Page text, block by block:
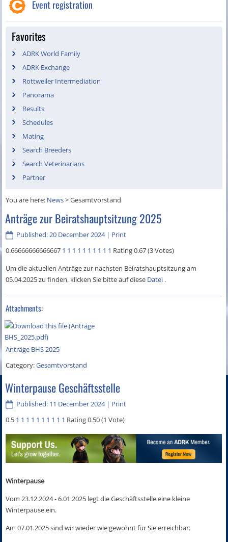
Event registration
Favorites
ADRK World Family
ADRK Exchange
Rottweiler Intermediation
Panorama
Results
Schedules
Mating
Search Breeders
Search Veterinarians
Partner
You are here: News>Gesamtvorstand
Anträge zur Beiratshauptsitzung 2025
Published: 20 December 2024| Print
0.66666666666667 1 1 1 1 1 1 1 1 1 1 Rating 0.67 (3 Votes)
Um die aktuellen Anträge zur nächsten Beiratshauptsitzung am
05.04.2025 zu finden, klicken Sie bitte auf diese Datei .
Attachments:
Anträge BHS 2025
Category:Gesamtvorstand
Winterpause Geschäftsstelle
Published: 11 December 2024| Print
0.5 1 1 1 1 1 1 1 1 1 1 Rating 0.50 (1 Vote)
Winterpause
Vom 23.12.2024 - 6.01.2025 legt die Geschäftsstelle eine kleine
Winterpause ein.
Am 07.01.2025 sind wir wieder wie gewohnt für Sie erreichbar.